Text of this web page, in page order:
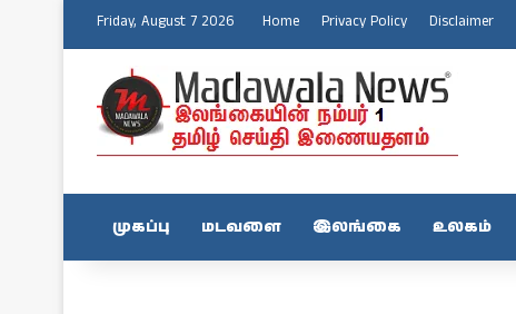
Friday, August 7 2026 Home Privacy Policy Disclaimer
முகப்பு மடவளை இலங்கை உலகம்